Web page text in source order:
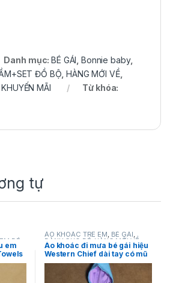
Danh mục:BÉ GÁI Bonnie baby,
ĐỒ BỘ ,HÀNG MỚI VỀ,
MÃI
Từ khóa:
tự
BÉ
VỀ,
em
ÁO KHOÁC TRẺ EM, BÉ GÁI,
DÀNH CHO BÉ HÀNG MỚI VỀ,
Western chief
Áo khoác đi mưa bé gái hiệu
Western Chief dài tay có mũ
in hình Disney size 3T,4T
chính hãng hàng hiệu mỹ